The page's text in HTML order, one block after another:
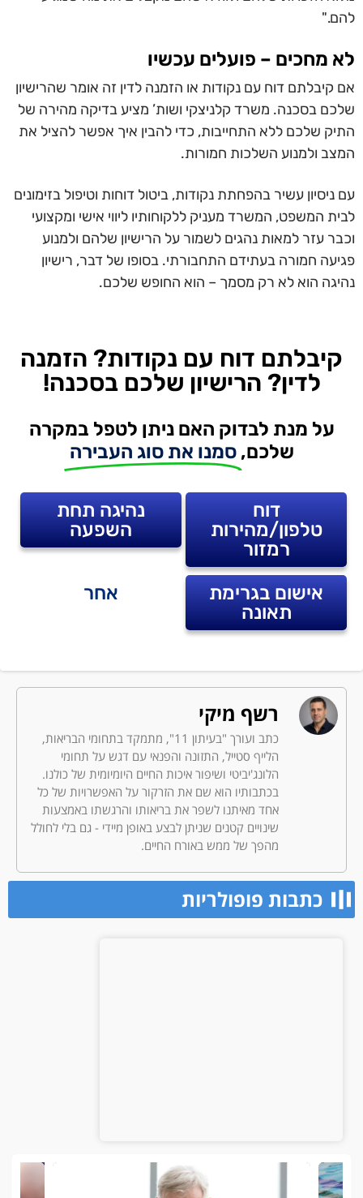
להם."
לא מחכים – פועלים עכשיו
אם קיבלתם דוח עם נקודות או הזמנה לדין זה אומר שהרישיון
שלכם בסכנה. משרד קלניצקי ושות’ מציע בדיקה מהירה של
התיק שלכם ללא התחייבות, כדי להבין איך אפשר להציל את
המצב ולמנוע השלכות חמורות.
עם ניסיון עשיר בהפחתת נקודות, ביטול דוחות וטיפול בזימונים
לבית המשפט, המשרד מעניק ללקוחותיו ליווי אישי ומקצועי
וכבר עזר למאות נהגים לשמור על הרישיון שלהם ולמנוע
פגיעה חמורה בעתידם התחבורתי. בסופו של דבר, רישיון
נהיגה הוא לא רק מסמך – הוא החופש שלכם.
קיבלתם דוח עם נקודות? הזמנה
לדין? הרישיון שלכם בסכנה!
על מנת לבדוק האם ניתן לטפל במקרה
שלכם, סמנו את סוג העבירה
דוח
טלפון/מהירות
רמזור
נהיגה תחת
השפעה
אישום בגרימת
תאונה
אחר
רשף מיקי
כתב ועורך "בעיתון 11", מתמקד בתחומי הבריאות,
הלייף סטייל, התזונה והפנאי עם דגש על תחומי
הלונג'יביטי ושיפור איכות החיים היומיומית של כולנו.
בכתבותיו הוא שם את הזרקור על האפשרויות של כל
אחד מאיתנו לשפר את בריאותו והרגשתו באמצעות
שינויים קטנים שניתן לבצע באופן מיידי - גם בלי לחולל
מהפך של ממש באורח החיים.
כתבות פופולריות​